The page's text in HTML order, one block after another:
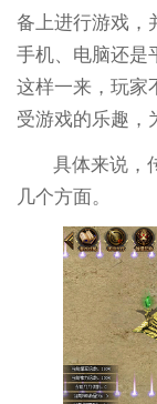
备上进行游戏，
手机、电脑还是
这样一来，玩家
受游戏的乐趣，
具体来说，
几个方面。